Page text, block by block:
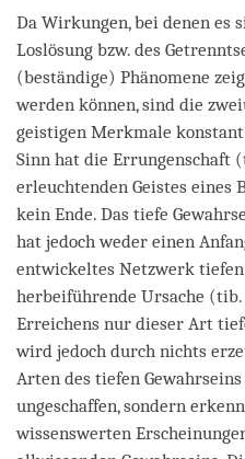
Da Wirkungen, bei denen es
Loslösung bzw. des
(beständige) Phänomene
werden können, sind die
geistigen Merkmale
Sinn hat die Errungenschaft
erleuchtenden Geistes eines
kein Ende. Das tiefe
hat jedoch weder einen
entwickeltes Netzwerk
herbeiführende Ursache (tib.
Erreichens nur dieser Art
wird jedoch durch nichts
Arten des tiefen
ungeschaffen, sondern
wissenswerten